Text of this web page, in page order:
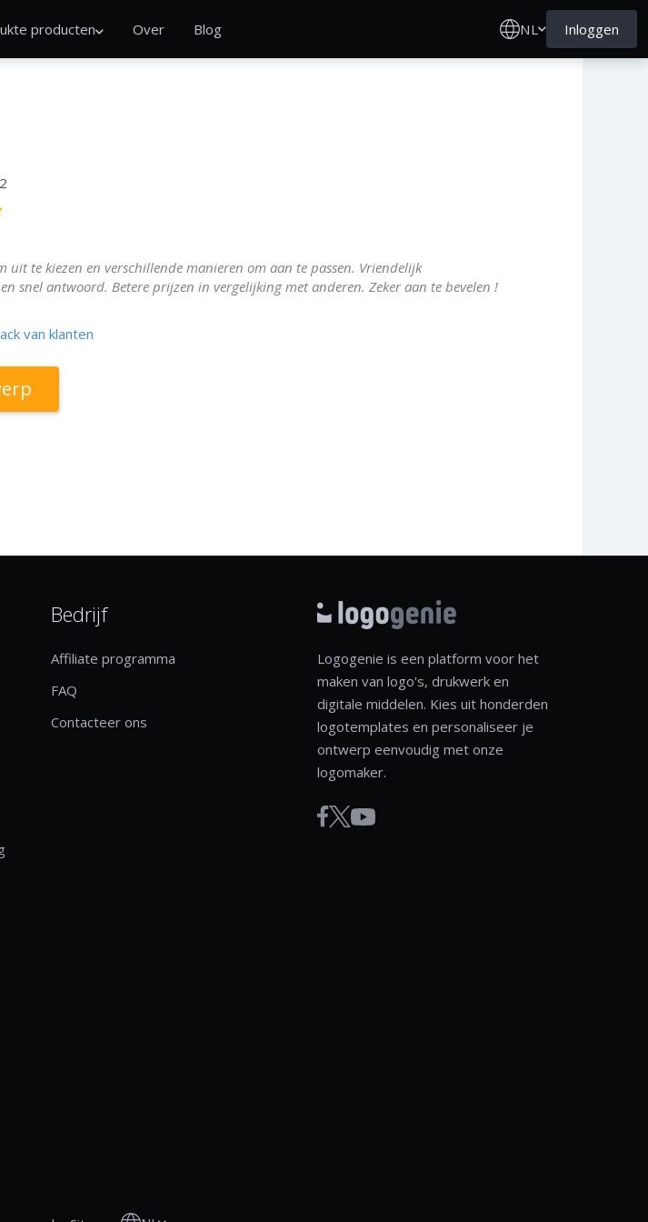
producten Over Blog NL Inloggen
uit te kiezen en verschillende manieren om aan te passen. Vriendelijk
snel antwoord. Betere prijzen in vergelijking met anderen. Zeker aan te bevelen !
van klanten
Bedrijf
Affiliate programma
FAQ
Contacteer ons
Logogenie is een platform voor het
maken van logo's, drukwerk en
digitale middelen. Kies uit honderden
logotemplates en personaliseer je
ontwerp eenvoudig met onze
logomaker.